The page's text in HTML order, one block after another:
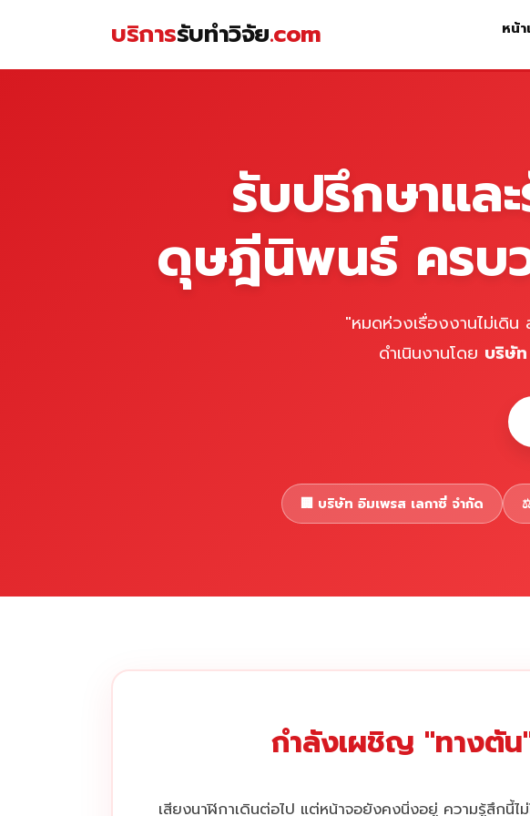
บริการรับทำวิจัย.com หน้
รับปรึกษาแล
ดุษฎีนิพนธ์ ครบ
"หมดห่วงเรื่องงานไม่เดิ
ดำเนินงานโดย บริษั
🏢 บริษัท อิมเพรส เลกาซี่ จำกัด
กำลังเผชิญ "ทางตัน
เสียงนาฬิกาเดินต่อไป แต่หน้าจอยังคงนิ่งอยู่ ความรู้สึกนี้